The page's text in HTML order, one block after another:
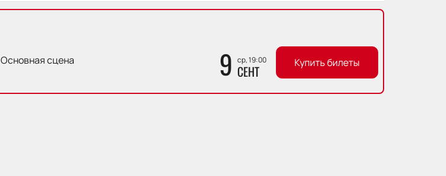
Основная сцена 9 ср, 19:00
СЕНТ Купить билеты